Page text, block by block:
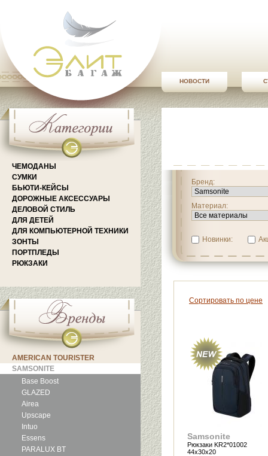
НОВОСТИ
ЧЕМОДАНЫ
СУМКИ
БЬЮТИ-КЕЙСЫ
ДОРОЖНЫЕ АКСЕССУАРЫ
ДЕЛОВОЙ СТИЛЬ
ДЛЯ ДЕТЕЙ
ДЛЯ КОМПЬЮТЕРНОЙ ТЕХНИКИ
ЗОНТЫ
ПОРТПЛЕДЫ
РЮКЗАКИ
AMERICAN TOURISTER
SAMSONITE
Base Boost
GLAZED
Airea
Upscape
Intuo
Essens
PARALUX BT
Бренд:
Материал:
Новинки:
Сортировать по цене
Samsonite
Рюкзаки KR2*01002
44x30x20